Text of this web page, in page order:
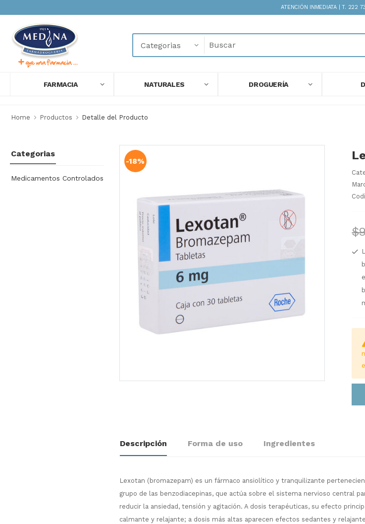
ATENCIÓN INMEDIATA | T. 222
FARMACIA NATURALES DROGUERÍA
Home Productos Detalle del Producto
Categorias
Medicamentos Controlados
-18%
Descripción Forma de uso Ingredientes
Lexotan (bromazepam) es un fármaco ansiolítico y tranquilizante
grupo de las benzodiacepinas, que actúa sobre el sistema nervioso central
reducir la ansiedad, tensión y agitación. A dosis terapéuticas, su efecto
calmante y relajante; a dosis más altas aparecen efectos sedantes y